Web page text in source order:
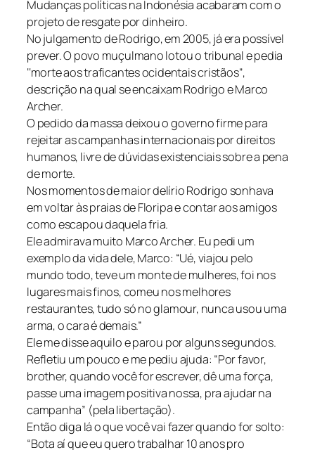
Mudanças políticas na Indonésia acabaram com o
projeto de resgate por dinheiro.
No julgamento de Rodrigo, em 2005, já era possível
prever. O povo muçulmano lotou o tribunal e pedia
‘‘morte aos traficantes ocidentais cristãos’’,
descrição na qual se encaixam Rodrigo e Marco
Archer.
O pedido da massa deixou o governo firme para
rejeitar as campanhas internacionais por direitos
humanos, livre de dúvidas existenciais sobre a pena
de morte.
Nos momentos de maior delírio Rodrigo sonhava
em voltar às praias de Floripa e contar aos amigos
como escapou daquela fria.
Ele admirava muito Marco Archer. Eu pedi um
exemplo da vida dele, Marco: “Ué, viajou pelo
mundo todo, teve um monte de mulheres, foi nos
lugares mais finos, comeu nos melhores
restaurantes, tudo só no glamour, nunca usou uma
arma, o cara é demais.”
Ele me disse aquilo e parou por alguns segundos.
Refletiu um pouco e me pediu ajuda: “Por favor,
brother, quando você for escrever, dê uma força,
passe uma imagem positiva nossa, pra ajudar na
campanha” (pela libertação).
Então diga lá o que você vai fazer quando for solto:
“Bota aí que eu quero trabalhar 10 anos pro